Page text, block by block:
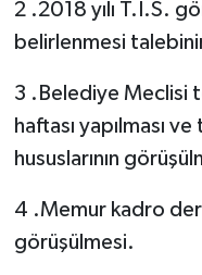
2 .2018 yılı T.İ.S.
belirlenmesi
3 .Belediye Meclisi
haftası yapılması
hususlarının
4 .Memur kadro
görüşülmesi.